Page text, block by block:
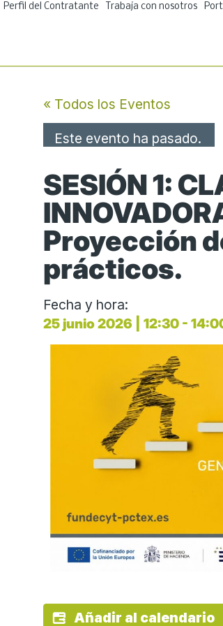
IrPerfil del Contratante Trabaja con nosotros
« Todos los Eventos
Este evento ha pasado.
SESIÓN 1:
Proyección
prácticos.
Fecha y hora:
25 junio 2026
12:30 -
Añadir al calendario